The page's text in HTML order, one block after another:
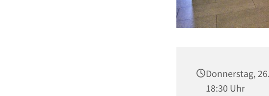
Donnerstag,
18:30 Uhr